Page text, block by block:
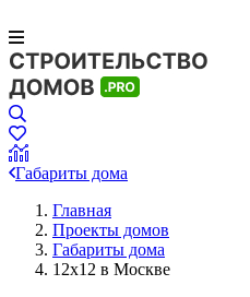
Габариты дома
Главная
Проекты домов
Габариты дома
12х12 в Москве